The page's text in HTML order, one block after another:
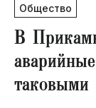
Молодежная
СВО
Выборы в
Социальная
Общество
В
таковыми